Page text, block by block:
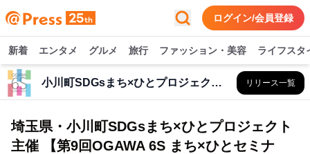
ログイン/会員登録
新着 エンタメ グルメ 旅行 ファッション・美容 ライフスタ
小川町SDGsまち×ひとプロジェクト事務局(一般社団法人the Organic) リリース一覧
埼玉県・小川町SDGsまち×ひとプロジェクト
主催 【第9回OGAWA 6S まち×ひとセミナ